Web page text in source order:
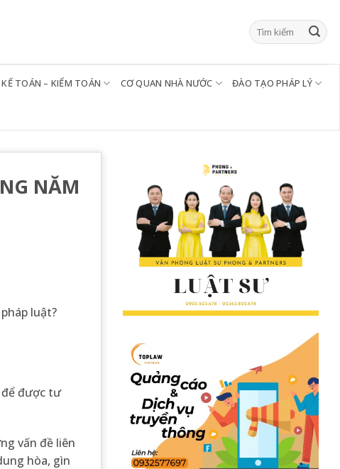
KẾ TOÁN – KIỂM TOÁN CƠ QUAN NHÀ NƯỚC ĐÀO TẠO PHÁP LÝ
NĂM
luật?
để được tư
vấn đề liên
hòa, gìn